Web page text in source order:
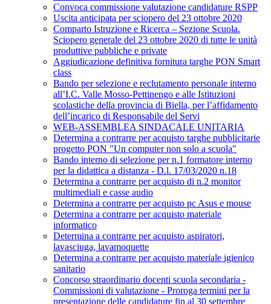
Convoca commissione valutazione candidature RSPP
Uscita anticipata per sciopero del 23 ottobre 2020
Comparto Istruzione e Ricerca – Sezione Scuola.
Sciopero generale del 23 ottobre 2020 di tutte le unità
produttive pubbliche e private
Aggiudicazione definitiva fornitura targhe PON Smart
class
Bando per selezione e reclutamento personale interno
all’I.C. Valle Mosso-Pettinengo e alle Istituzioni
scolastiche della provincia di Biella, per l’affidamento
dell’incarico di Responsabile del Servi
WEB-ASSEMBLEA SINDACALE UNITARIA
Determina a contrarre per acquisto targhe pubblicitarie
progetto PON "Un computer non solo a scuola"
Bando interno di selezione per n.1 formatore interno
per la didattica a distanza - D.l. 17/03/2020 n.18
Determina a contrarre per acquisto di n.2 monitor
multimediali e casse audio
Determina a contrarre per acquisto pc Asus e mouse
Determina a contrarre per acquisto materiale
informatico
Determina a contrarre per acquisto aspiratori,
lavasciuga, lavamoquette
Determina a contrarre per acquisto materiale igienico
sanitario
Concorso straordinario docenti scuola secondaria -
Commissioni di valutazione - Proroga termini per la
presentazione delle candidature fin al 30 settembre